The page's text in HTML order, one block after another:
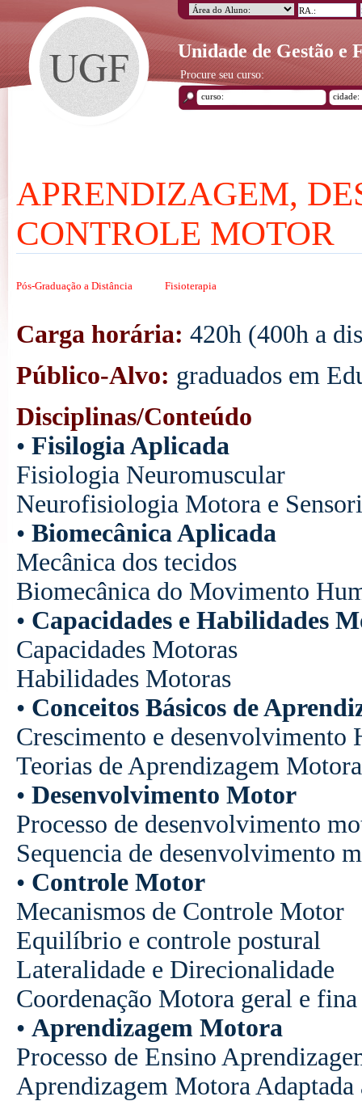
Unidade de Gestão e
Procure seu curso:
APRENDIZAGEM,
CONTROLE MOTOR
Pós-Graduação a Distância Fisioterapia
Carga horária: 420h (400h a
Público-Alvo: graduados em
Disciplinas/Conteúdo
• Fisilogia Aplicada
Fisiologia Neuromuscular
Neurofisiologia Motora e
• Biomecânica Aplicada
Mecânica dos tecidos
Biomecânica do Movimento
• Capacidades e Habilidades
Capacidades Motoras
Habilidades Motoras
• Conceitos Básicos de
Crescimento e desenvolvimento
Teorias de Aprendizagem Motora
• Desenvolvimento Motor
Processo de desenvolvimento
Sequencia de desenvolvimento
• Controle Motor
Mecanismos de Controle Motor
Equilíbrio e controle postural
Lateralidade e Direcionalidade
Coordenação Motora geral e fina
• Aprendizagem Motora
Processo de Ensino
Aprendizagem Motora Adaptada